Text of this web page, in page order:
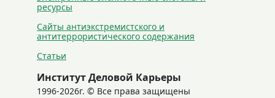
ресурсы
Сайты антиэкстремистского и
антитеррористического содержания
Статьи
Институт Деловой Карьеры
1996-2026г. © Все права защищены